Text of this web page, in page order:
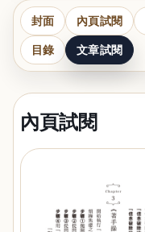
封面 內頁試閱
目錄 文章試閱
內頁試閱